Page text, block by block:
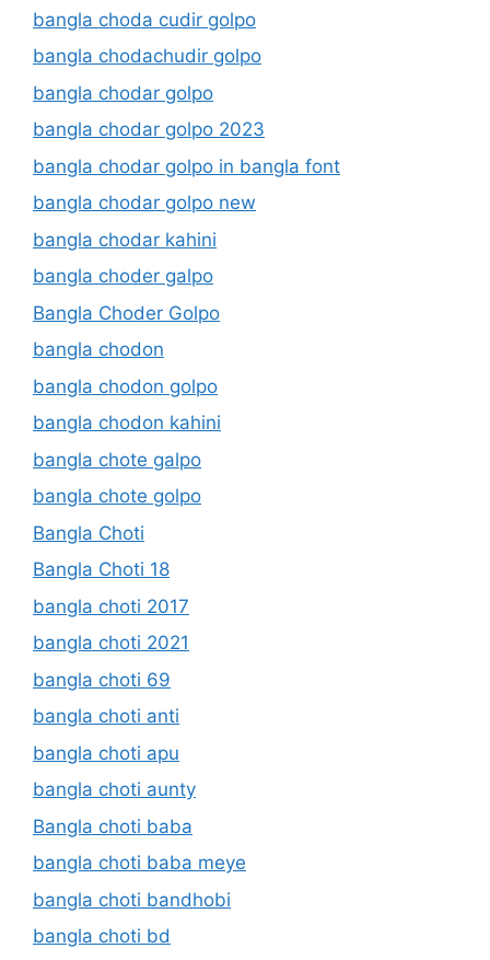
bangla choda cudir golpo
bangla chodachudir golpo
bangla chodar golpo
bangla chodar golpo 2023
bangla chodar golpo in bangla font
bangla chodar golpo new
bangla chodar kahini
bangla choder galpo
Bangla Choder Golpo
bangla chodon
bangla chodon golpo
bangla chodon kahini
bangla chote galpo
bangla chote golpo
Bangla Choti
Bangla Choti 18
bangla choti 2017
bangla choti 2021
bangla choti 69
bangla choti anti
bangla choti apu
bangla choti aunty
Bangla choti baba
bangla choti baba meye
bangla choti bandhobi
bangla choti bd